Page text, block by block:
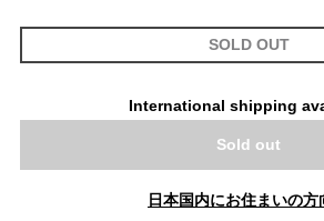
SOLD OUT
International shipping
Sold out
日本国内にお住まいの方